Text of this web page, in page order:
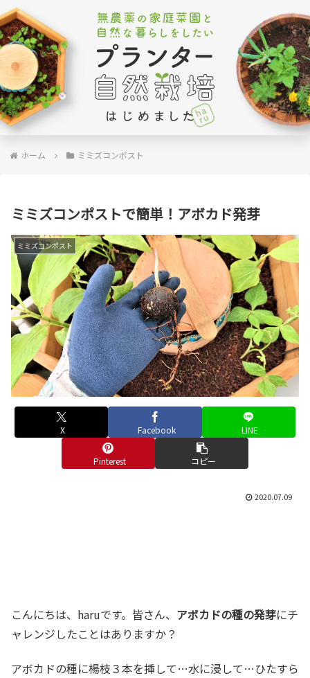
ホーム ミミズコンポスト
ミミズコンポストで簡単！アボカド発芽
ミミズコンポスト
X Facebook LINE
Pinterest コピー
2020.07.09
こんにちは、haruです。皆さん、 アボカドの種の発芽にチ
ャレンジしたことはありますか？
アボカドの種に楊枝３本を挿して…水に浸して…ひたすら